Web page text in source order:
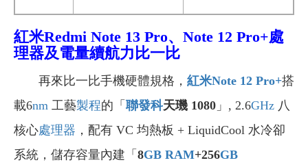
紅米Redmi Note 13 Pro、Note 12 Pro+處
理器及電量續航力比一比
再來比一比手機硬體規格， 紅米Note 12 Pro+搭
載6nm 工藝製程的「 聯發科天璣 1080 」, 2.6GHz 八
核心處理器 ， 配有 VC 均熱板 + LiquidCool 水冷卻
系統，儲存容量內建「 8GB RAM+256GB